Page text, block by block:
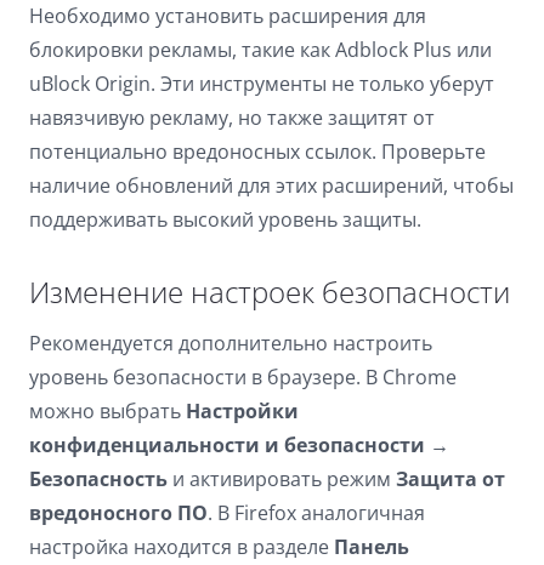
Необходимо установить расширения для
блокировки рекламы, такие как Adblock Plus или
uBlock Origin. Эти инструменты не только уберут
навязчивую рекламу, но также защитят от
потенциально вредоносных ссылок. Проверьте
наличие обновлений для этих расширений, чтобы
поддерживать высокий уровень защиты.
Изменение настроек безопасности
Рекомендуется дополнительно настроить
уровень безопасности в браузере. В Chrome
можно выбрать Настройки
конфиденциальности и безопасности →
Безопасность и активировать режим Защита от
вредоносного ПО. В Firefox аналогичная
настройка находится в разделе Панель